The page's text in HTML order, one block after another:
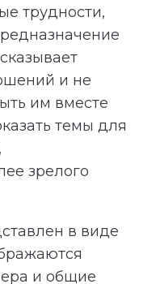
трудности,
и не
им вместе
темы для
зрелого
в виде
и общие